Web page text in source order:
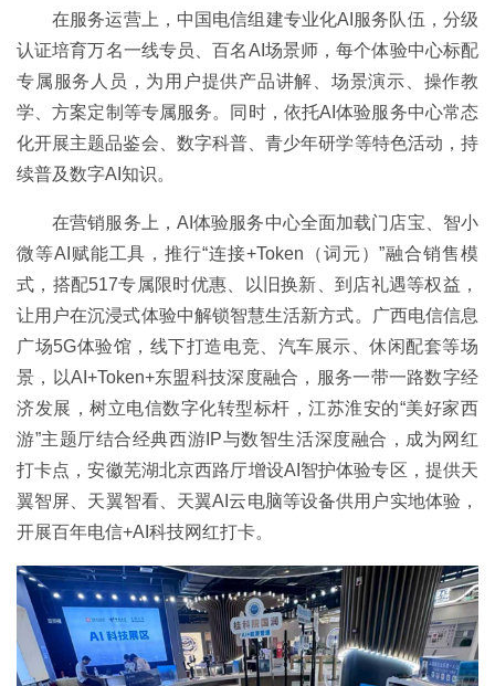
在服务运营上，中国电信组建专业化AI服务队伍，分级
认证培育万名一线专员、百名AI场景师，每个体验中心标配
专属服务人员，为用户提供产品讲解、场景演示、操作教
学、方案定制等专属服务。同时，依托AI体验服务中心常态
化开展主题品鉴会、数字科普、青少年研学等特色活动，持
续普及数字AI知识。
在营销服务上，AI体验服务中心全面加载门店宝、智小
微等AI赋能工具，推行“连接+Token（词元）”融合销售模
式，搭配517专属限时优惠、以旧换新、到店礼遇等权益，
让用户在沉浸式体验中解锁智慧生活新方式。广西电信信息
广场5G体验馆，线下打造电竞、汽车展示、休闲配套等场
景，以AI+Token+东盟科技深度融合，服务一带一路数字经
济发展，树立电信数字化转型标杆，江苏淮安的“美好家西
游”主题厅结合经典西游IP与数智生活深度融合，成为网红
打卡点，安徽芜湖北京西路厅增设AI智护体验专区，提供天
翼智屏、天翼智看、天翼AI云电脑等设备供用户实地体验，
开展百年电信+AI科技网红打卡。